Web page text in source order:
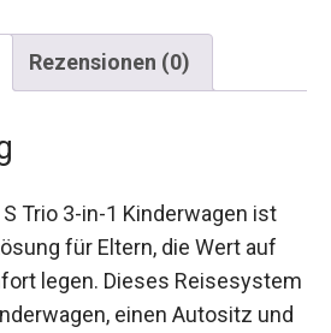
Rezensionen (0)
Trio 3-in-1 Kinderwagen ist
für Eltern, die Wert auf
legen. Dieses Reisesystem
einen Autositz und